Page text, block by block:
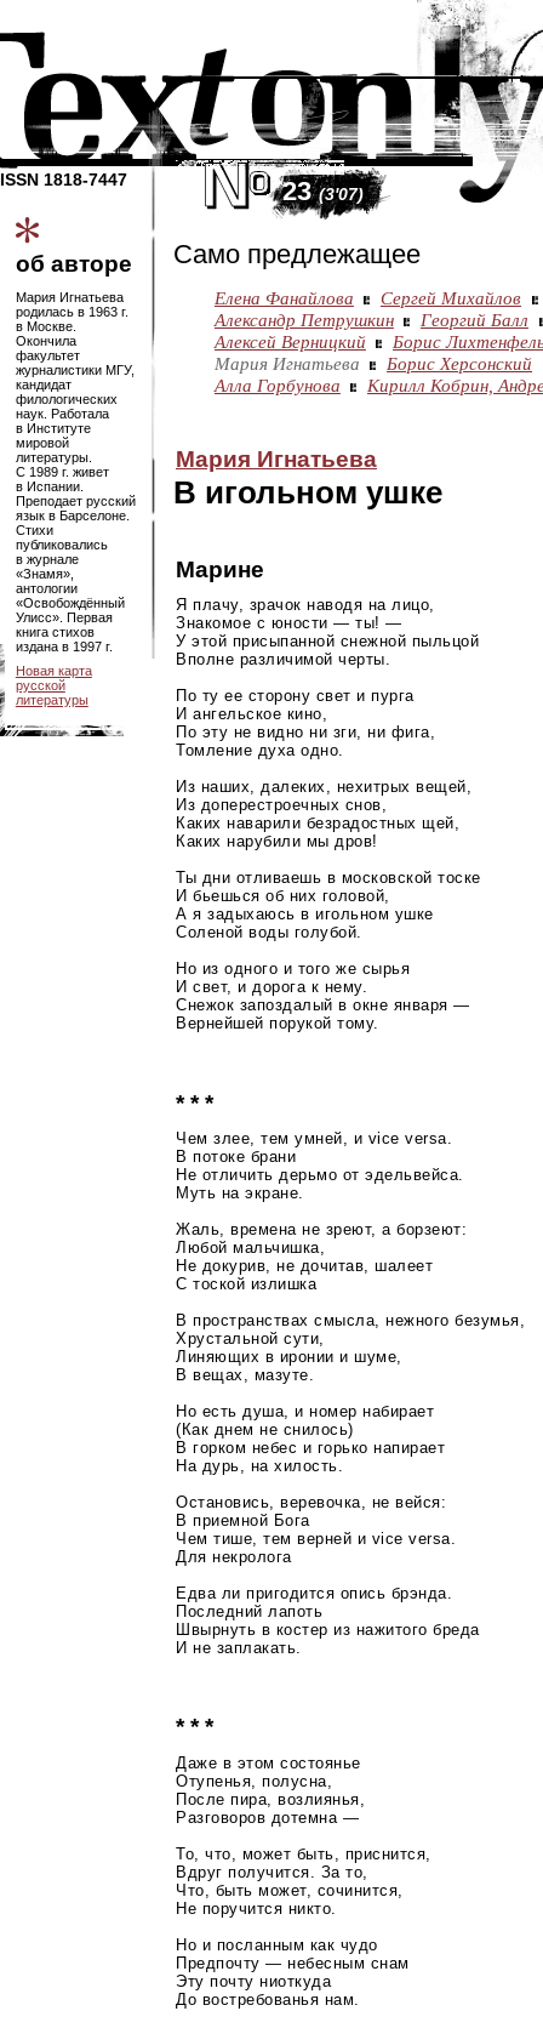
ISSN 1818-7447
об авторе
Мария Игнатьева
родилась в 1963 г.
в Москве.
Окончила
факультет
журналистики МГУ,
кандидат
филологических
наук. Работала
в Институте
мировой
литературы.
С 1989 г. живет
в Испании.
Преподает русский
язык в Барселоне.
Стихи
публиковались
в журнале
«Знамя»,
антологии
«Освобождённый
Улисс». Первая
книга стихов
издана в 1997 г.
Новая карта
русской
литературы
23(3'07)
Само предлежащее
Елена Фанайлова
Сергей Михайлов
Александр Петрушкин
Георгий Балл
Алексей Верницкий
Борис
Мария Игнатьева
Борис Херсонский
Алла Горбунова
Кирилл Кобрин,
Мария Игнатьева
В игольном ушке
Марине
Я плачу, зрачок наводя на лицо,
Знакомое с юности — ты! —
У этой присыпанной снежной пыльцой
Вполне различимой черты.
По ту ее сторону свет и пурга
И ангельское кино,
По эту не видно ни зги, ни фига,
Томление духа одно.
Из наших, далеких, нехитрых вещей,
Из доперестроечных снов,
Каких наварили безрадостных щей,
Каких нарубили мы дров!
Ты дни отливаешь в московской тоске
И бьешься об них головой,
А я задыхаюсь в игольном ушке
Соленой воды голубой.
Но из одного и того же сырья
И свет, и дорога к нему.
Снежок запоздалый в окне января —
Вернейшей порукой тому.
* * *
Чем злее, тем умней, и vice versa.
В потоке брани
Не отличить дерьмо от эдельвейса.
Муть на экране.
Жаль, времена не зреют, а борзеют:
Любой мальчишка,
Не докурив, не дочитав, шалеет
С тоcкой излишка
В пространствах смысла, нежного безумья,
Хрустальной сути,
Линяющих в иронии и шуме,
В вещах, мазуте.
Но есть душа, и номер набирает
(Как днем не снилось)
В горком небес и горько напирает
На дурь, на хилость.
Остановись, веревочка, не вейся:
В приемной Бога
Чем тише, тем верней и vice versa.
Для некролога
Едва ли пригодится опись брэнда.
Последний лапоть
Швырнуть в костер из нажитого бреда
И не заплакать.
* * *
Даже в этом состоянье
Отупенья, полусна,
После пира, возлиянья,
Разговоров дотемна —
То, что, может быть, приснится,
Вдруг получится. За то,
Что, быть может, сочинится,
Не поручится никто.
Но и посланным как чудо
Предпочту — небесным снам
Эту почту ниоткуда
До востребованья нам.